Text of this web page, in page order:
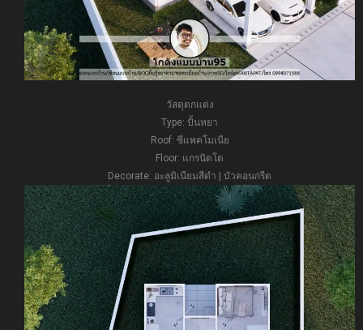
วัสดุตกแต่ง
Type: ปั้นหยา
Roof: ซีแพคโมเนีย
Floor: แกรนิตโต
Decorate: อะลูมิเนียมสีดำ | บัวคอนกรีต